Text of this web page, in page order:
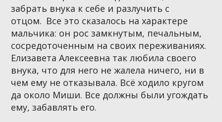
забрать внука к себе и разлучить с
отцом. Все это сказалось на характере
мальчика: он рос замкнутым, печальным,
сосредоточенным на своих переживаниях.
Елизавета Алексеевна так любила своего
внука, что для него не жалела ничего, ни в
чем ему не отказывала. Всё ходило кругом
да около Миши. Все должны были угождать
ему, забавлять его.